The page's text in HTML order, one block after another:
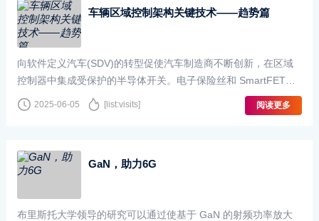
车辆区域控制架构关键技术——趋势篇
向软件定义汽车(SDV)的转型促使汽车制造商不断创新，在区域
控制器中集成受保护的半导体开关。电子保险丝和 SmartFET可
为负载、传感器和执行器提供保护，从而提高功能安全性···
2025-06-05 [list:visits] 阅读更多
GaN，助力6G
布里斯托大学领导的研究可以通过使基于 GaN 的射频功率放大